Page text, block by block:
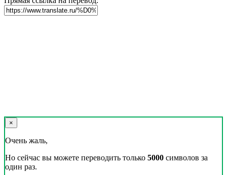
×
Очень жаль,
Но сейчас вы можете переводить только 5000 символов за
один раз.